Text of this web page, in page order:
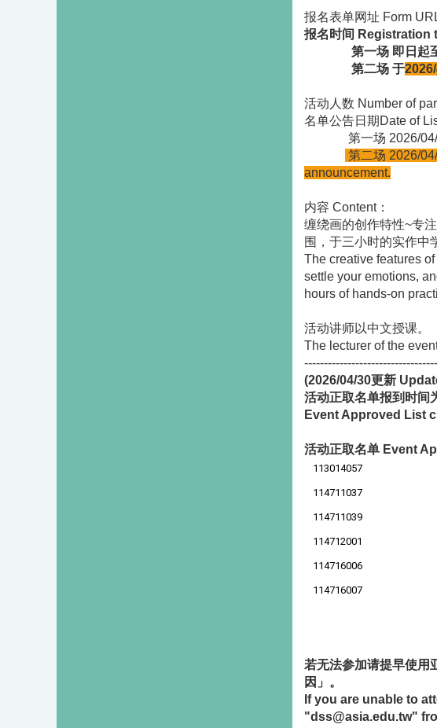
报名表单网址 Form
报名时间 Registration
第一场 即日起至
第二场 于
活动人数 Number of
名单公告日期Date of
第一场 2026/04/17(
第二场 2026/
announcement.
内容 Content：
缠绕画的创作特性~专
围，于三小时的实作中
The creative features of
settle your emotions,
hours of hands-on
活动讲师以中文授课。
The lecturer of the
(2026/04/30更新
活动正取名单报到时间
Event Approved List
活动正取名单 Event
113014057
114711037
114711039
114712001
114716006
114716007
若无法参加请提早使用
因」。
If you are unable to
"dss@asia.edu.tw"